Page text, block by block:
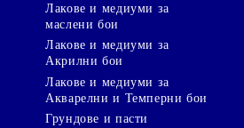
Лакове и медиуми за
маслени бои
Лакове и медиуми за
Акрилни бои
Лакове и медиуми за
Акварелни и Темперни бои
Грундове и пасти